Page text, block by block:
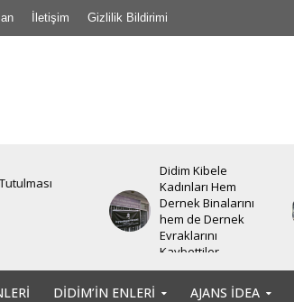
İletişim Gizlilik Bildirimi
Didim Kibele
Kadınları Hem
Dernek Binalarını
hem de Dernek
Evraklarını
Kaybettiler.
DIDIM’IN ENLERI AJANS İDEA